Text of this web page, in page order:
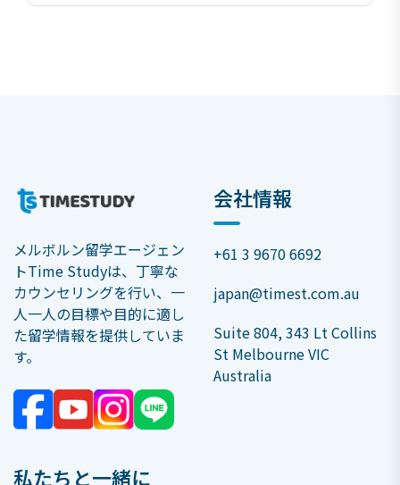
メルボルン留学エージェン
トTime Studyは、丁寧な
カウンセリングを行い、一
人一人の目標や目的に適し
た留学情報を提供していま
す。
会社情報
+61 3 9670 6692
japan@timest.com.au
Suite 804, 343 Lt Collins
St Melbourne VIC
Australia
私たちと一緒に